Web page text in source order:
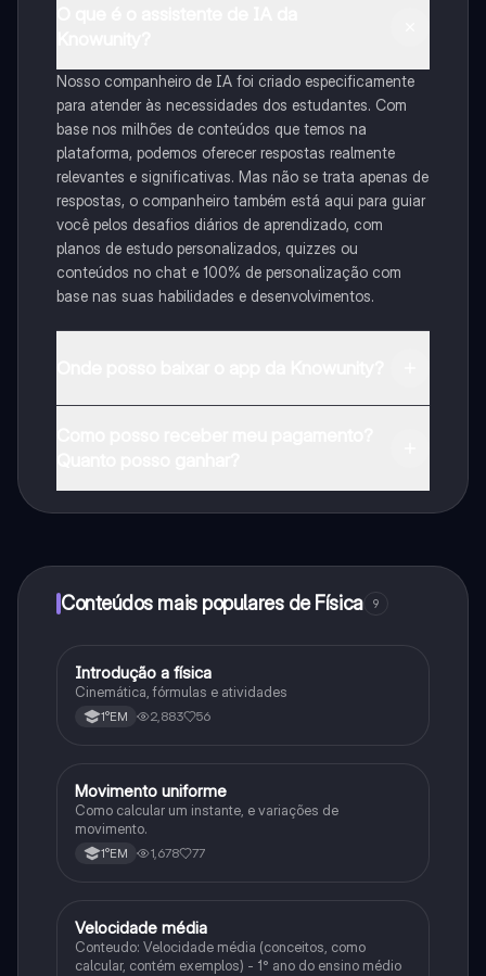
Nosso companheiro de IA foi criado especificamente
para atender às necessidades dos estudantes. Com
base nos milhões de conteúdos que temos na
plataforma, podemos oferecer respostas realmente
relevantes e significativas. Mas não se trata apenas de
respostas, o companheiro também está aqui para guiar
você pelos desafios diários de aprendizado, com
planos de estudo personalizados, quizzes ou
conteúdos no chat e 100% de personalização com
base nas suas habilidades e desenvolvimentos.
Conteúdos mais populares de Física 9
Física
Introdução a física
Cinemática, fórmulas e atividades
1°EM 2,883 56
Física
Movimento uniforme
Como calcular um instante, e variações de
movimento.
1°EM 1,678 77
Física
Velocidade média
Conteudo: Velocidade média (conceitos, como
calcular, contém exemplos) - 1° ano do ensino médio